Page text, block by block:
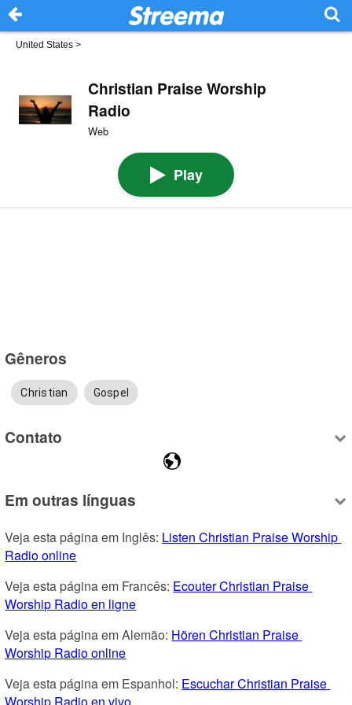
United States >
Christian Praise Worship
Radio
Web
Play
Gêneros
Christian Gospel
Contato
Em outras línguas
Veja esta página em Inglês: Listen Christian Praise Worship
Radio online
Veja esta página em Francês: Ecouter Christian Praise
Worship Radio en ligne
Veja esta página em Alemão: Hören Christian Praise
Worship Radio online
Veja esta página em Espanhol: Escuchar Christian Praise
Worship Radio en vivo